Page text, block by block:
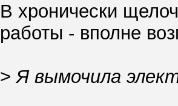
В хронически
работы - вполне
>Я вымочила